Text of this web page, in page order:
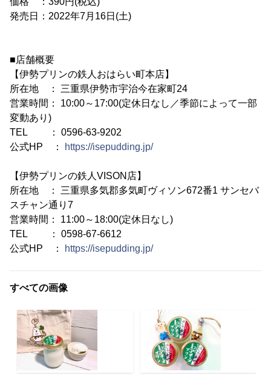
発売日：2022年7月16日(土)
■店舗概要
【伊勢プリンの鉄人おはらい町本店】
所在地 ： 三重県伊勢市宇治今在家町24
営業時間： 10:00～17:00(定休日なし／季節によって一部
変動あり)
TEL ： 0596-63-9202
公式HP ：
https://isepudding.jp/
【伊勢プリンの鉄人VISON店】
所在地 ： 三重県多気郡多気町ヴィソン672番1 サンセバ
スチャン通り7
営業時間： 11:00～18:00(定休日なし)
TEL ： 0598-67-6612
公式HP ：
https://isepudding.jp/
すべての画像